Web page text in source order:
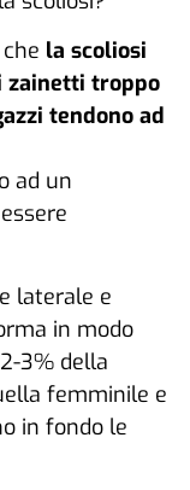
la scoliosi
zainetti troppo
tendono ad
ad un
laterale e
in modo
3% della
femminile e
in fondo le